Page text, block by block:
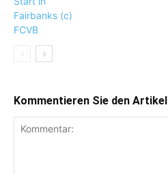
Kommentieren Sie den Artikel